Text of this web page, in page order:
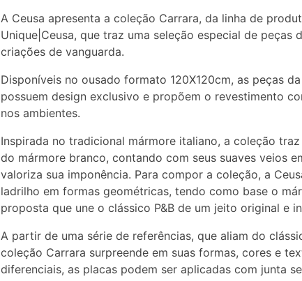
A Ceusa apresenta a coleção Carrara, da linha de
Unique|Ceusa, que traz uma seleção especial de peças
criações de vanguarda.
Disponíveis no ousado formato 120X120cm, as peças
possuem design exclusivo e propõem o revestimento
nos ambientes.
Inspirada no tradicional mármore italiano, a coleção
do mármore branco, contando com seus suaves veios
valoriza sua imponência. Para compor a coleção, a
ladrilho em formas geométricas, tendo como base o
proposta que une o clássico P&B de um jeito original e
A partir de uma série de referências, que aliam do
coleção Carrara surpreende em suas formas, cores e
diferenciais, as placas podem ser aplicadas com junta